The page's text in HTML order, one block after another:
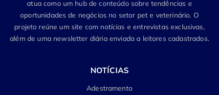
atua como um hub de conteúdo sobre tendências e
oportunidades de negócios no setor pet e veterinário. O
projeto reúne um site com notícias e entrevistas exclusivas,
além de uma newsletter diária enviada a leitores cadastrados.
NOTÍCIAS
Adestramento